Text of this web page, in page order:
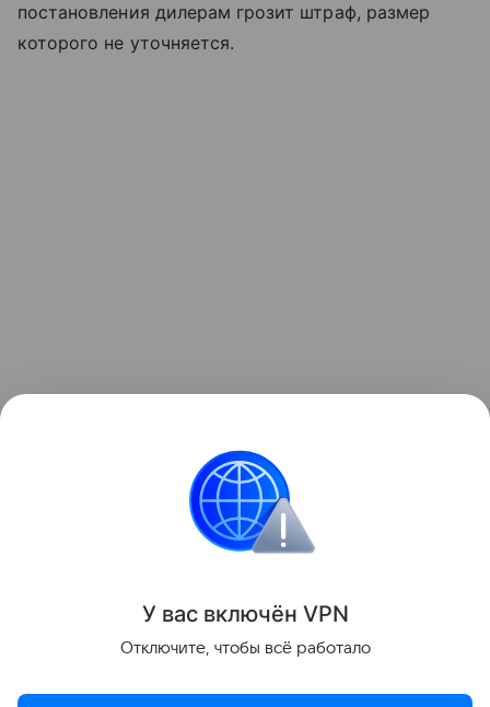
постановления дилерам грозит штраф, размер
которого не уточняется.
Поделиться
У вас включён VPN
Отключите, чтобы всё работало